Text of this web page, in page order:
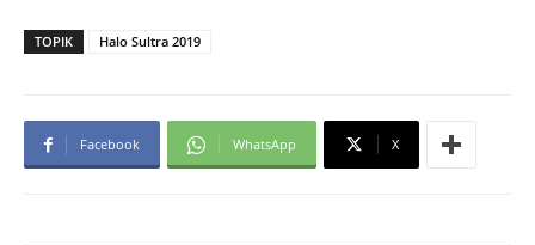
TOPIK Halo Sultra 2019
Facebook WhatsApp X